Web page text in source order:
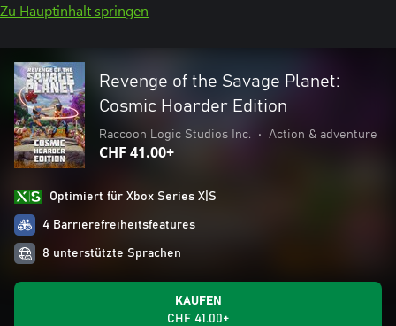
Zu Hauptinhalt springen
Revenge of the Savage Planet:
Cosmic Hoarder Edition
Raccoon Logic Studios Inc. • Action & adventure
CHF 41.00+
Optimiert für Xbox Series X|S
4 Barrierefreiheitsfeatures
8 unterstützte Sprachen
KAUFEN
CHF 41.00+